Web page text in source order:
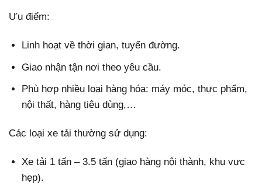
Ưu điểm:
Linh hoạt về thời gian, tuyến đường.
Giao nhận tận nơi theo yêu cầu.
Phù hợp nhiều loại hàng hóa: máy móc, thực phẩm,
nội thất, hàng tiêu dùng,…
Các loại xe tải thường sử dụng:
Xe tải 1 tấn – 3.5 tấn (giao hàng nội thành, khu vực
hẹp).